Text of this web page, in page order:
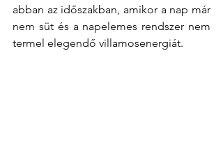
abban az időszakban, amikor a nap már
nem süt és a napelemes rendszer nem
termel elegendő villamosenergiát.